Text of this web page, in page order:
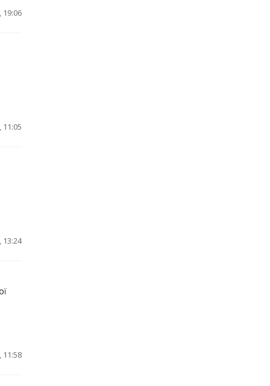
19:06
11:05
13:24
11:58